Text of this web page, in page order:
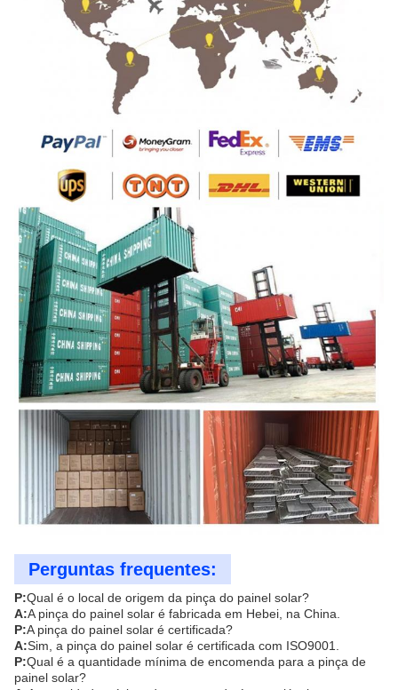
Perguntas frequentes:
P:Qual é o local de origem da pinça do painel solar?
A:A pinça do painel solar é fabricada em Hebei, na China.
P:A pinça do painel solar é certificada?
A:Sim, a pinça do painel solar é certificada com ISO9001.
P:Qual é a quantidade mínima de encomenda para a pinça de
painel solar?